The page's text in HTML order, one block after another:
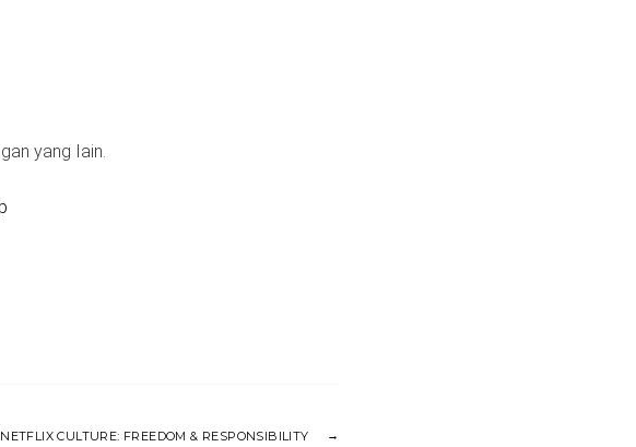
yang Iain.
NETFLIX CULTURE: FREEDOM & RESPONSIBILITY